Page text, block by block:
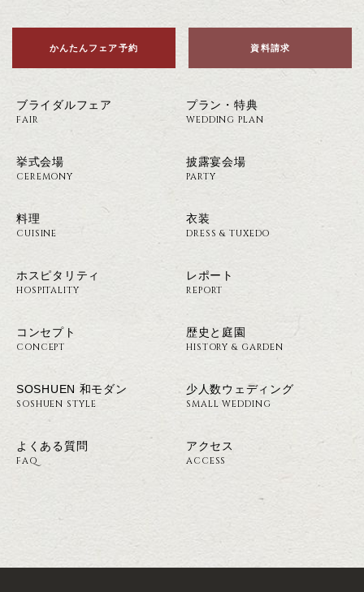
かんたんフェア予約 資料請求
ブライダルフェア
FAIR
プラン・特典
WEDDING PLAN
挙式会場
CEREMONY
披露宴会場
PARTY
料理
CUISINE
衣装
DRESS & TUXEDO
ホスピタリティ
HOSPITALITY
レポート
REPORT
コンセプト
CONCEPT
歴史と庭園
HISTORY & GARDEN
SOSHUEN 和モダン
SOSHUEN STYLE
少人数ウェディング
SMALL WEDDING
よくある質問
FAQ
アクセス
ACCESS